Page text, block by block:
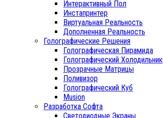
Интерактивный Пол
Инстапринтер
Виртуальная Реальность
Дополненная Реальность
Голографические Решения
Голографическая Пирамида
Голографический Холодильник
Прозрачные Матрицы
Поливизор
Голографический Куб
Musion
Разработка Софта
Светодиодные Экраны